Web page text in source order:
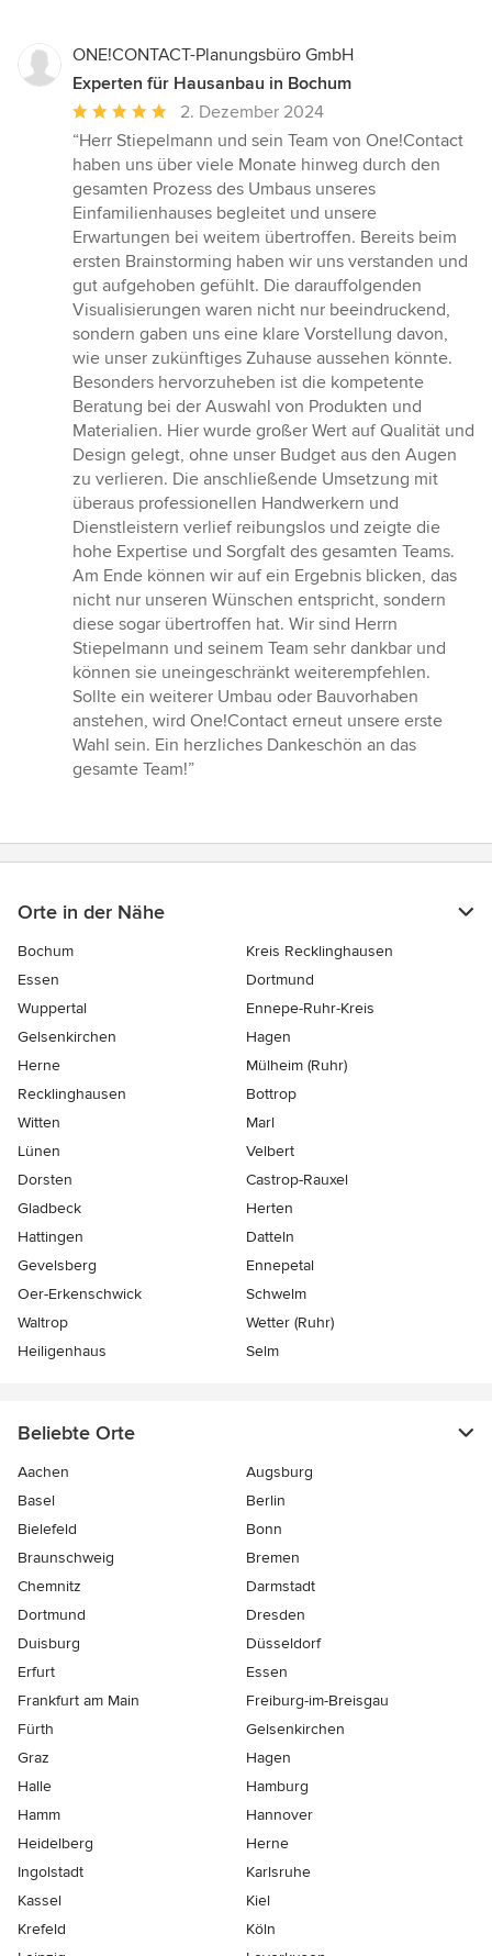
ONE!CONTACT-Planungsbüro GmbH
Experten für Hausanbau in Bochum
Durchschnittliche
Bewertung:
5
von
5
Sternen
2. Dezember 2024
“Herr Stiepelmann und sein Team von One!Contact
haben uns über viele Monate hinweg durch den
gesamten Prozess des Umbaus unseres
Einfamilienhauses begleitet und unsere
Erwartungen bei weitem übertroffen. Bereits beim
ersten Brainstorming haben wir uns verstanden und
gut aufgehoben gefühlt. Die darauffolgenden
Visualisierungen waren nicht nur beeindruckend,
sondern gaben uns eine klare Vorstellung davon,
wie unser zukünftiges Zuhause aussehen könnte.
Besonders hervorzuheben ist die kompetente
Beratung bei der Auswahl von Produkten und
Materialien. Hier wurde großer Wert auf Qualität und
Design gelegt, ohne unser Budget aus den Augen
zu verlieren. Die anschließende Umsetzung mit
überaus professionellen Handwerkern und
Dienstleistern verlief reibungslos und zeigte die
hohe Expertise und Sorgfalt des gesamten Teams.
Am Ende können wir auf ein Ergebnis blicken, das
nicht nur unseren Wünschen entspricht, sondern
diese sogar übertroffen hat. Wir sind Herrn
Stiepelmann und seinem Team sehr dankbar und
können sie uneingeschränkt weiterempfehlen.
Sollte ein weiterer Umbau oder Bauvorhaben
anstehen, wird One!Contact erneut unsere erste
Wahl sein. Ein herzliches Dankeschön an das
gesamte Team!”
Orte in der Nähe
Bochum
Kreis Recklinghausen
Essen
Dortmund
Wuppertal
Ennepe-Ruhr-Kreis
Gelsenkirchen
Hagen
Herne
Mülheim (Ruhr)
Recklinghausen
Bottrop
Witten
Marl
Lünen
Velbert
Dorsten
Castrop-Rauxel
Gladbeck
Herten
Hattingen
Datteln
Gevelsberg
Ennepetal
Oer-Erkenschwick
Schwelm
Waltrop
Wetter (Ruhr)
Heiligenhaus
Selm
Beliebte Orte
Aachen
Augsburg
Basel
Berlin
Bielefeld
Bonn
Braunschweig
Bremen
Chemnitz
Darmstadt
Dortmund
Dresden
Duisburg
Düsseldorf
Erfurt
Essen
Frankfurt am Main
Freiburg-im-Breisgau
Fürth
Gelsenkirchen
Graz
Hagen
Halle
Hamburg
Hamm
Hannover
Heidelberg
Herne
Ingolstadt
Karlsruhe
Kassel
Kiel
Krefeld
Köln